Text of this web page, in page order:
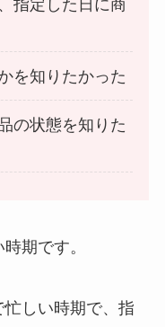
指定した日に商
を知りたかった
の状態を知りた
期です。
しい時期で、指